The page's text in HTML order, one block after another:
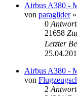
Airbus A380 -
von paraglider»
0
21658
Letzter
Airbus A380 -
von
2